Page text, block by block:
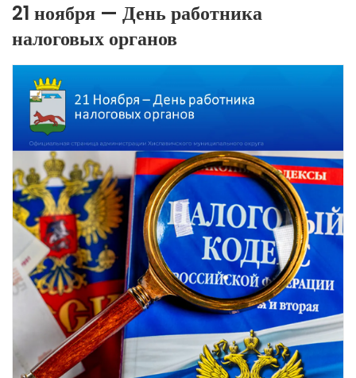
21 ноября — День работника
налоговых органов